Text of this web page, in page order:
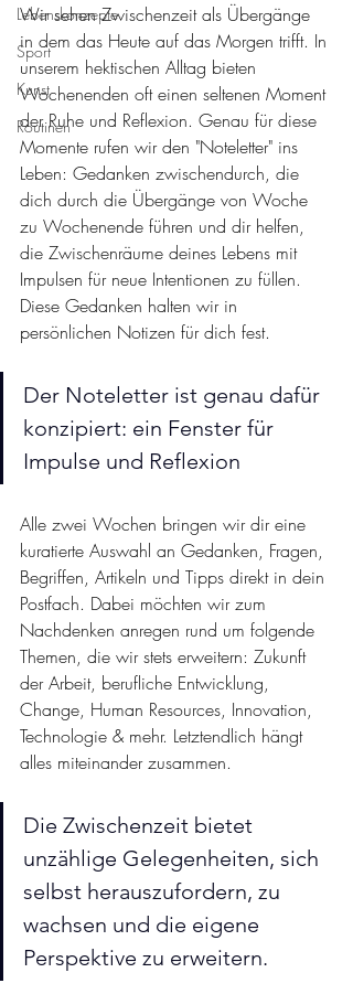
Lebenskonzepte
Sport
Kunst
Routinen
Wir sehen Zwischenzeit als Übergänge
in dem das Heute auf das Morgen trifft. In
unserem hektischen Alltag bieten
Wochenenden oft einen seltenen Moment
der Ruhe und Reflexion. Genau für diese
Momente rufen wir den "Noteletter" ins
Leben: Gedanken zwischendurch, die
dich durch die Übergänge von Woche
zu Wochenende führen und dir helfen,
die Zwischenräume deines Lebens mit
Impulsen für neue Intentionen zu füllen.
Diese Gedanken halten wir in
persönlichen Notizen für dich fest.
Der Noteletter ist genau dafür
konzipiert: ein Fenster für
Impulse und Reflexion
Alle zwei Wochen bringen wir dir eine
kuratierte Auswahl an Gedanken, Fragen,
Begriffen, Artikeln und Tipps direkt in dein
Postfach. Dabei möchten wir zum
Nachdenken anregen rund um folgende
Themen, die wir stets erweitern: Zukunft
der Arbeit, berufliche Entwicklung,
Change, Human Resources, Innovation,
Technologie & mehr. Letztendlich hängt
alles miteinander zusammen.
Die Zwischenzeit bietet
unzählige Gelegenheiten, sich
selbst herauszufordern, zu
wachsen und die eigene
Perspektive zu erweitern.